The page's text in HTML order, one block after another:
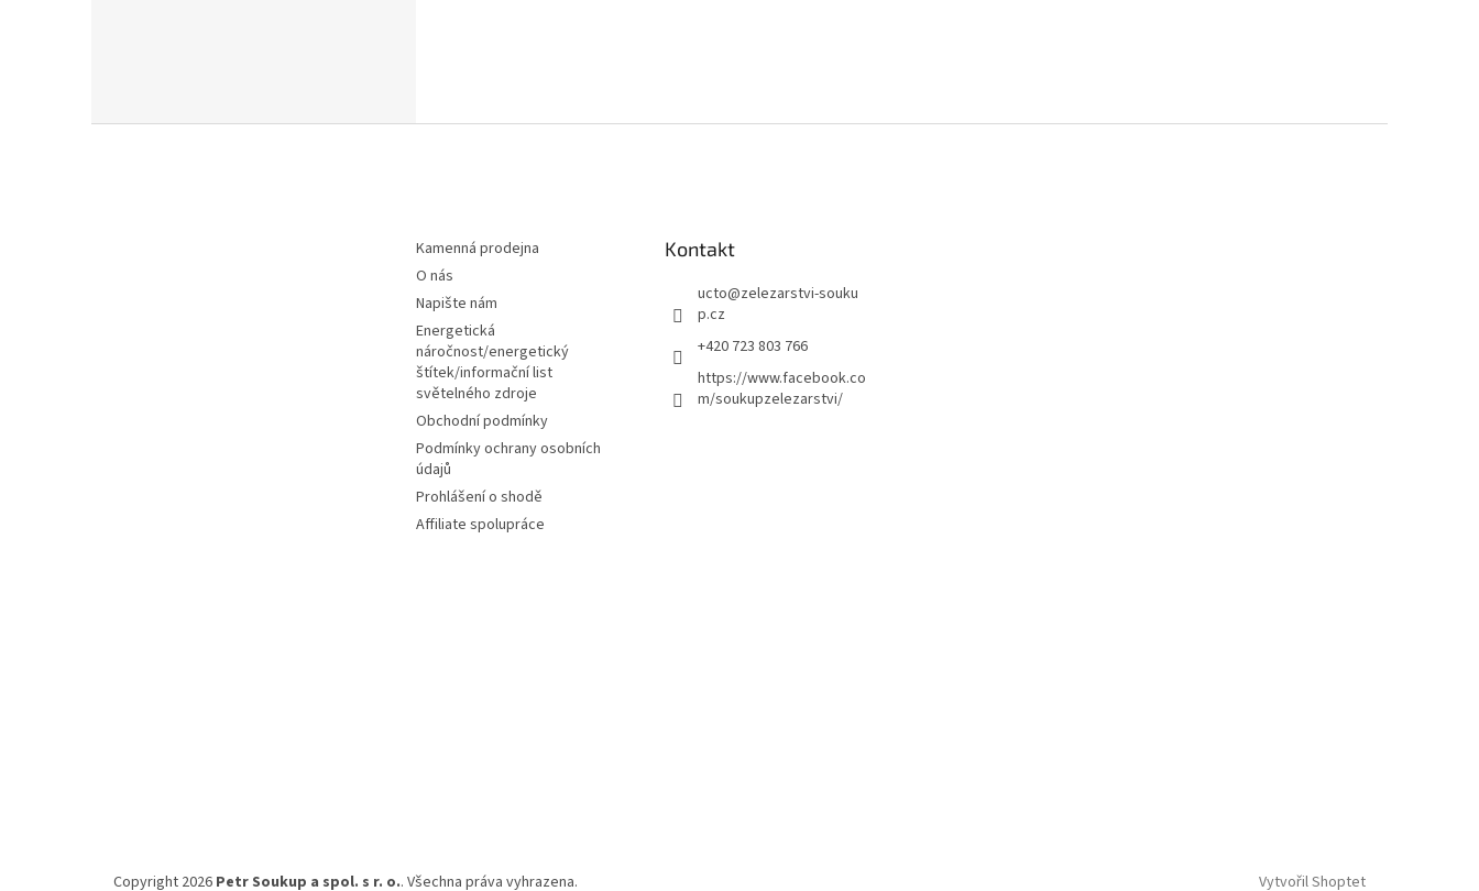
Kamenná prodejna
O nás
Napište nám
Energetická
náročnost/energetický
štítek/informační list
světelného zdroje
Obchodní podmínky
Podmínky ochrany osobních
údajů
Prohlášení o shodě
Affiliate spolupráce
Kontakt
ucto@zelezarstvi-souku
p.cz
+420 723 803 766
https://www.facebook.co
m/soukupzelezarstvi/
Vytvořil Shoptet
Copyright 2026 Petr Soukup a spol. s r. o.. Všechna práva vyhrazena.